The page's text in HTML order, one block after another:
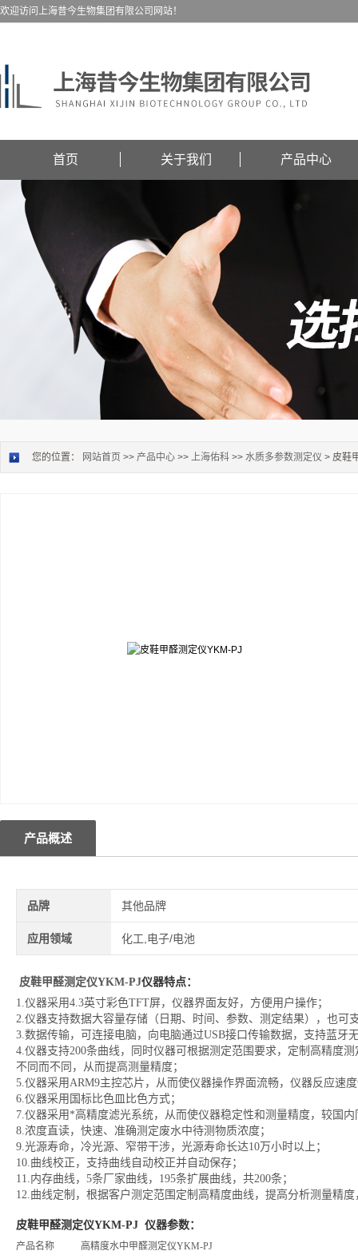
欢迎访问上海昔今生物集团有限公司网站！
首页 关于我们 产品中心
您的位置： 网站首页 >> 产品中心 >> 上海佑科 >> 水质多参数测定仪 > 皮鞋
产品概述
品牌 其他品牌
应用领域 化工,电子/电池
皮鞋甲醛测定仪YKM-PJ仪器特点：
1.仪器采用4.3英寸彩色TFT屏，仪器界面友好，方便用户操作；
2.仪器支持数据大容量存储（日期、时间、参数、测定结果），也可
3.数据传输，可连接电脑，向电脑通过USB接口传输数据，支持蓝牙
4.仪器支持200条曲线，同时仪器可根据测定范围要求，定制高精度
不同而不同，从而提高测量精度；
5.仪器采用ARM9主控芯片，从而使仪器操作界面流畅，仪器反应速
6.仪器采用国标比色皿比色方式；
7.仪器采用*高精度滤光系统，从而使仪器稳定性和测量精度，较国
8.浓度直读，快速、准确测定废水中待测物质浓度；
9.光源寿命，冷光源、窄带干涉，光源寿命长达10万小时以上；
10.曲线校正，支持曲线自动校正并自动保存；
11.内存曲线，5条厂家曲线，195条扩展曲线，共200条；
12.曲线定制，根据客户测定范围定制高精度曲线，提高分析测量精
皮鞋甲醛测定仪YKM-PJ 仪器参数：
产品名称
高精度水中甲醛测定仪YKM-PJ